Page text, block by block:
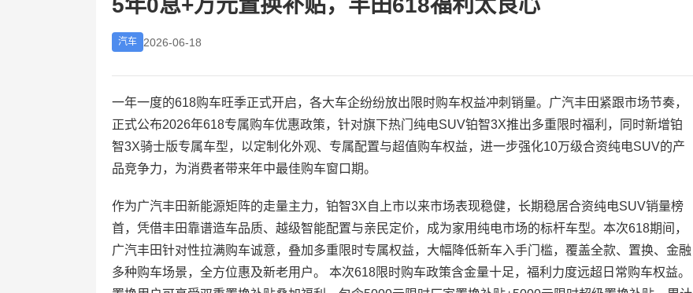
5年0息+万元置换补贴，丰田618福利太良心
汽车 2026-06-18
一年一度的618购车旺季正式开启，各大车企纷纷放出限时购车权益冲刺销量。广汽丰田紧跟市场节奏，
正式公布2026年618专属购车优惠政策，针对旗下热门纯电SUV铂智3X推出多重限时福利，同时新增铂
智3X骑士版专属车型，以定制化外观、专属配置与超值购车权益，进一步强化10万级合资纯电SUV的产
品竞争力，为消费者带来年中最佳购车窗口期。
作为广汽丰田新能源矩阵的走量主力，铂智3X自上市以来市场表现稳健，长期稳居合资纯电SUV销量榜
首，凭借丰田靠谱造车品质、越级智能配置与亲民定价，成为家用纯电市场的标杆车型。本次618期间，
广汽丰田针对性拉满购车诚意，叠加多重限时专属权益，大幅降低新车入手门槛，覆盖全款、置换、金融
多种购车场景，全方位惠及新老用户。 本次618限时购车政策含金量十足，福利力度远超日常购车权益。